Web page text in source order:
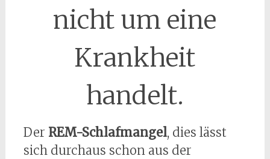
nicht um eine
Krankheit
handelt.
Der REM-Schlafmangel, dies lässt
sich durchaus schon aus der